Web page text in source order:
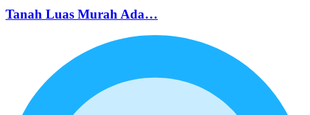
Tanah Luas Murah Ada…